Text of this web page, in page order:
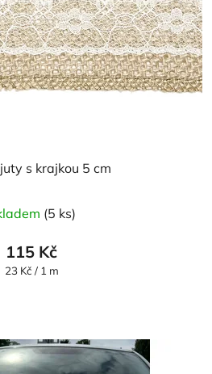
s krajkou 5 cm
hodnocení
produktu
je
hvězdiček.
(5 ks)
115 Kč
Měrná
23 Kč / 1 m